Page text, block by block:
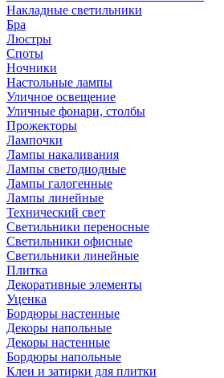
Накладные светильники
Бра
Люстры
Споты
Ночники
Настольные лампы
Уличное освещение
Уличные фонари, столбы
Прожекторы
Лампочки
Лампы накаливания
Лампы светодиодные
Лампы галогенные
Лампы линейные
Технический свет
Светильники переносные
Светильники офисные
Светильники линейные
Плитка
Декоративные элементы
Уценка
Бордюры настенные
Декоры напольные
Декоры настенные
Бордюры напольные
Клеи и затирки для плитки